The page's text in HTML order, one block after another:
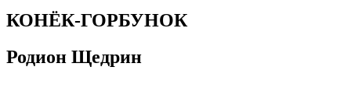
КОНЁК-ГОРБУНОК
Родион Щедрин